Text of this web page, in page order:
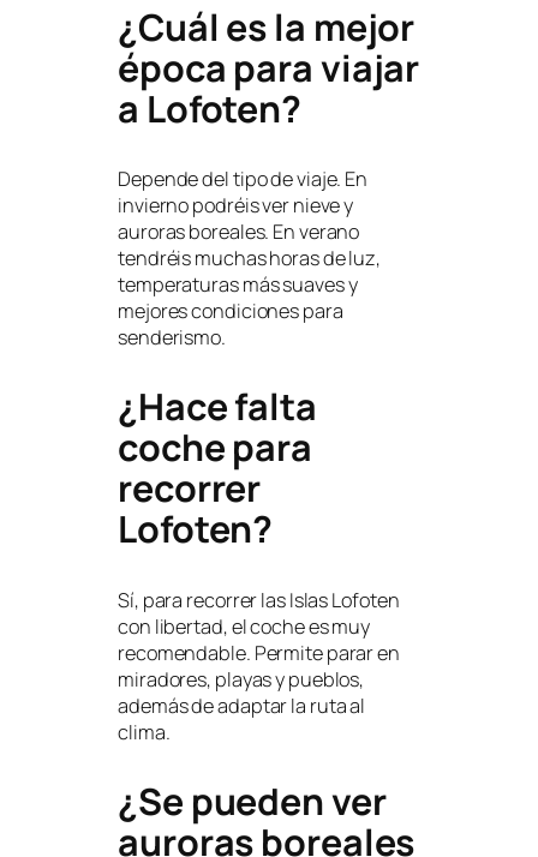
¿Cuál es la mejor
época para viajar
a Lofoten?
Depende del tipo de viaje. En
invierno podréis ver nieve y
auroras boreales. En verano
tendréis muchas horas de luz,
temperaturas más suaves y
mejores condiciones para
senderismo.
¿Hace falta
coche para
recorrer
Lofoten?
Sí, para recorrer las Islas Lofoten
con libertad, el coche es muy
recomendable. Permite parar en
miradores, playas y pueblos,
además de adaptar la ruta al
clima.
¿Se pueden ver
auroras boreales